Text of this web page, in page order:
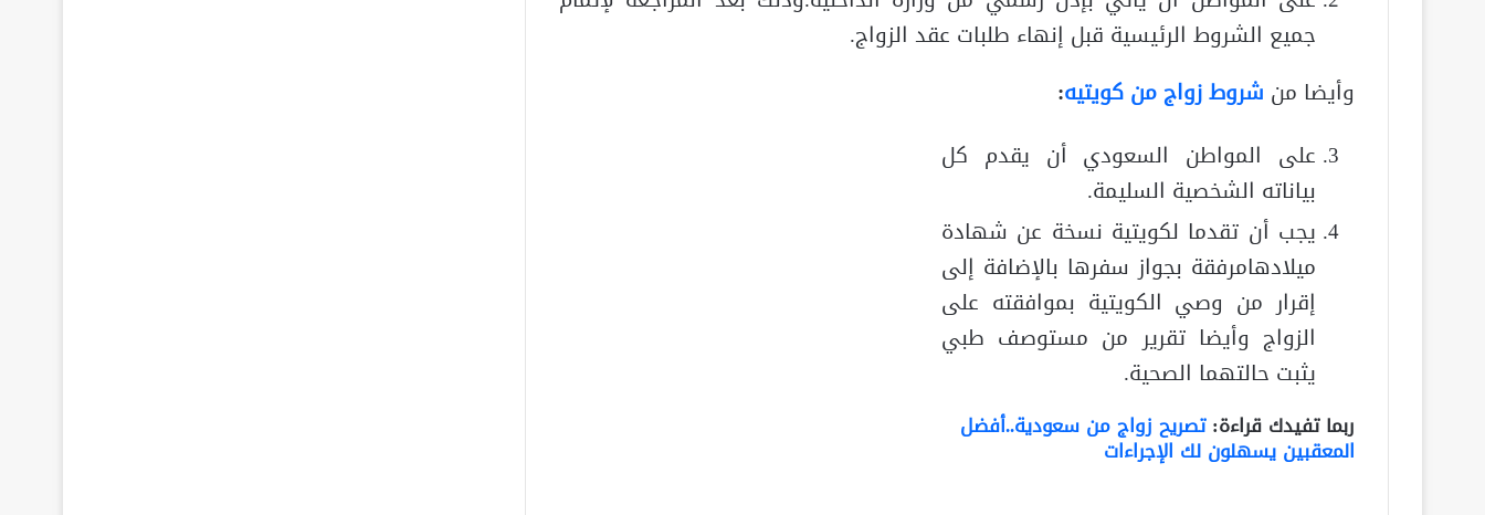
جميع الشروط الرئيسية قبل إنهاء طلبات عقد الزواج.
وأيضا من شروط زواج من كويتيه:
على المواطن السعودي أن يقدم كل
بياناته الشخصية السليمة.
يجب أن تقدما لكويتية نسخة عن شهادة
ميلادهامرفقة بجواز سفرها بالإضافة إلى
إقرار من وصي الكويتية بموافقته على
الزواج وأيضا تقرير من مستوصف طبي
يثبت حالتهما الصحية.
ربما تفيدك قراءة:تصريح زواج من سعودية..أفضل
المعقبين يسهلون لك الإجراءات